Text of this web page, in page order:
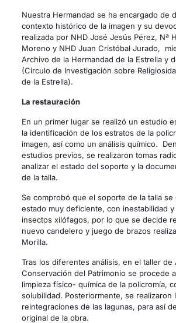
Nuestra Hermandad se ha encargado de
contexto histórico de la imagen y su
realizada por NHD José Jesús Pérez, Nª
Moreno y NHD Juan Cristóbal Jurado,
Archivo de la Hermandad de la Estrella y
(Círculo de Investigación sobre
de la Estrella).
La restauración
En un primer lugar se realizó un estudio
la identificación de los estratos de la
imagen, así como un análisis químico.
estudios previos, se realizaron tomas
analizar el estado del soporte y la
de la talla.
Se comprobó que el soporte de la talla
estado muy deficiente, con inestabilidad y
insectos xilófagos, por lo que se decide
nuevo candelero y juego de brazos
Morilla.
Tras los diferentes análisis, en el taller de
Conservación del Patrimonio se procede
limpieza físico- química de la policromía,
solubilidad. Posteriormente, se realizaron
reintegraciones de las lagunas, para así
original de la obra.